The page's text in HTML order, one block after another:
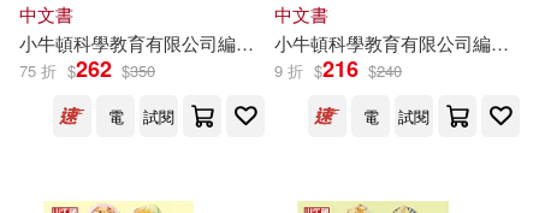
中文書
小牛頓科學教育有限公司編輯 團隊
75 折 $262 $350
電
試閱
中文書
小牛頓科學教育有限公司編輯
9 折 $216 $240
電
試閱